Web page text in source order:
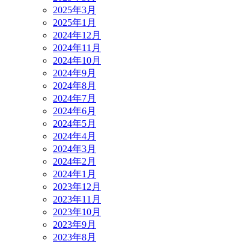
2025年3月
2025年1月
2024年12月
2024年11月
2024年10月
2024年9月
2024年8月
2024年7月
2024年6月
2024年5月
2024年4月
2024年3月
2024年2月
2024年1月
2023年12月
2023年11月
2023年10月
2023年9月
2023年8月